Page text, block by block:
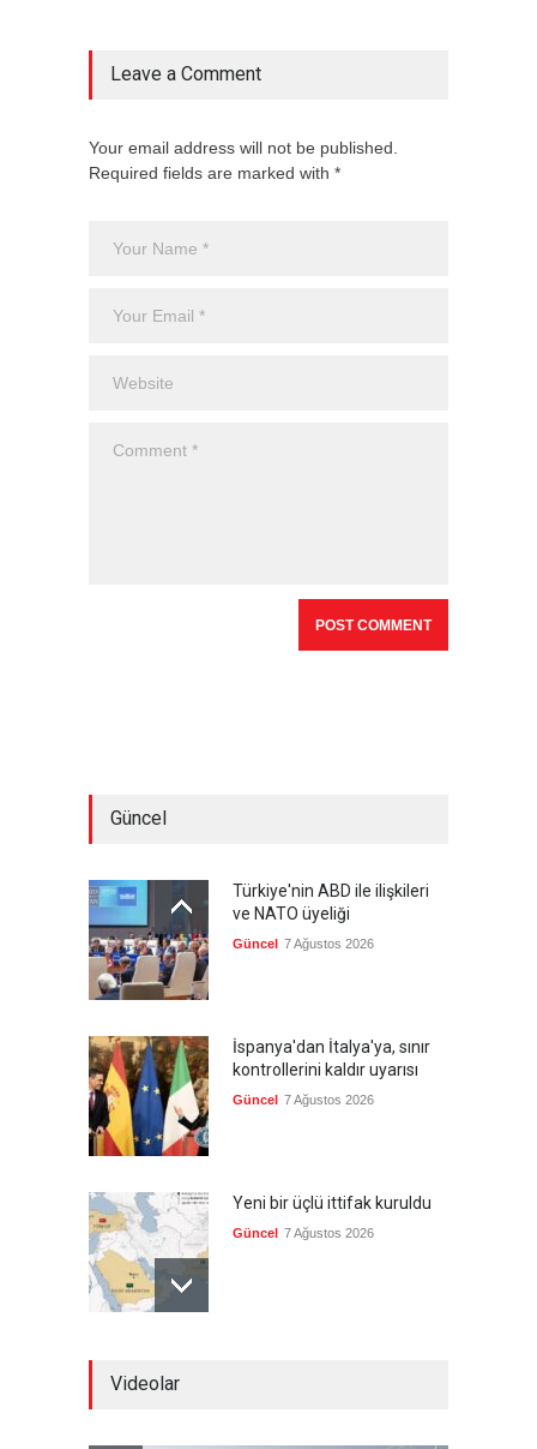
Leave a Comment
Your email address will not be published.
Required fields are marked with *
Güncel
Türkiye'nin ABD ile ilişkileri
ve NATO üyeliği
Güncel 7 Ağustos 2026
İspanya'dan İtalya'ya, sınır
kontrollerini kaldır uyarısı
Güncel 7 Ağustos 2026
Yeni bir üçlü ittifak kuruldu
Güncel 7 Ağustos 2026
Videolar